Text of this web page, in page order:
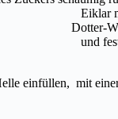
Eiklar
Dotter-
und
einfüllen, mit